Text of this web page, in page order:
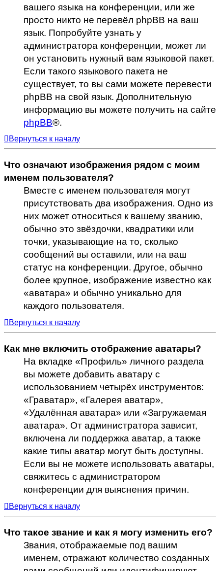
вашего языка на конференции, или же
просто никто не перевёл phpBB на ваш
язык. Попробуйте узнать у
администратора конференции, может ли
он установить нужный вам языковой пакет.
Если такого языкового пакета не
существует, то вы сами можете перевести
phpBB на свой язык. Дополнительную
информацию вы можете получить на сайте
phpBB®.
Вернуться к началу
Что означают изображения рядом с моим
именем пользователя?
Вместе с именем пользователя могут
присутствовать два изображения. Одно из
них может относиться к вашему званию,
обычно это звёздочки, квадратики или
точки, указывающие на то, сколько
сообщений вы оставили, или на ваш
статус на конференции. Другое, обычно
более крупное, изображение известно как
«аватара» и обычно уникально для
каждого пользователя.
Вернуться к началу
Как мне включить отображение аватары?
На вкладке «Профиль» личного раздела
вы можете добавить аватару с
использованием четырёх инструментов:
«Граватар», «Галерея аватар»,
«Удалённая аватара» или «Загружаемая
аватара». От администратора зависит,
включена ли поддержка аватар, а также
какие типы аватар могут быть доступны.
Если вы не можете использовать аватары,
свяжитесь с администратором
конференции для выяснения причин.
Вернуться к началу
Что такое звание и как я могу изменить его?
Звания, отображаемые под вашим
именем, отражают количество созданных